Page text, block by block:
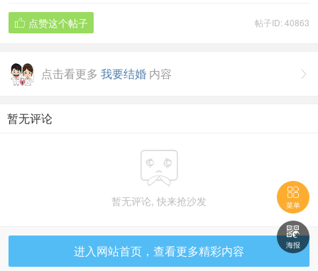
帖子ID: 40863
 点赞这个帖子

点击看更多 我要结婚 内容
暂无评论

暂无评论, 快来抢沙发
进入网站首页，查看更多精彩内容

菜单

海报